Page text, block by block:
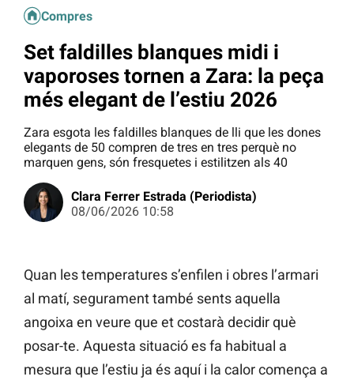
Compres
Set faldilles blanques midi i
vaporoses tornen a Zara: la peça
més elegant de l’estiu 2026
Zara esgota les faldilles blanques de lli que les dones
elegants de 50 compren de tres en tres perquè no
marquen gens, són fresquetes i estilitzen als 40
Clara Ferrer Estrada (Periodista)
08/06/2026 10:58
Quan les temperatures s’enfilen i obres l’armari
al matí, segurament també sents aquella
angoixa en veure que et costarà decidir què
posar-te. Aquesta situació es fa habitual a
mesura que l’estiu ja és aquí i la calor comença a